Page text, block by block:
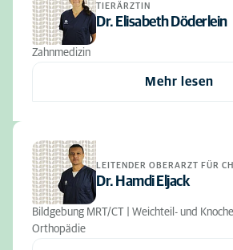
TIERÄRZTIN
Dr. Elisabeth Döderlein
Zahnmedizin
Mehr lesen
LEITENDER OBERARZT FÜR
Dr. Hamdi Eljack
Bildgebung MRT/CT | Weichteil- und
Orthopädie